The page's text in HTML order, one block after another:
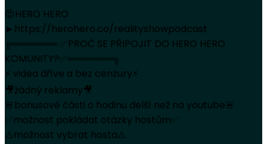
😍HERO HERO
►https://herohero.co/realityshowpodcast
╔═══════ ✅PROČ SE PŘIPOJIT DO HERO HERO
KOMUNITY?✅═══════╗
⚡️ videa dříve a bez cenzury⚡️
🎥žádný reklamy🎥
🚨bonusové části o hodinu delší než na youtube🚨
✅možnost pokládat otázky hostům✅
⚠️možnost vybrat hosta⚠️